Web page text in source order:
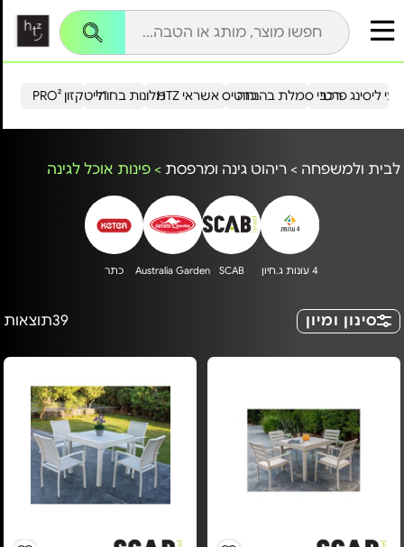
הייטקזון PRO²מלונות בחו"ל כרטיס אשראי HTZ ליסינג פרטירכבי סמלת בהנחה
לבית ולמשפחה > ריהוט גינה ומרפסת > פינות אוכל לגינה
4 עונות ג.חיון SCAB
Australia Garden כתר
סינון ומיון 39תוצאות